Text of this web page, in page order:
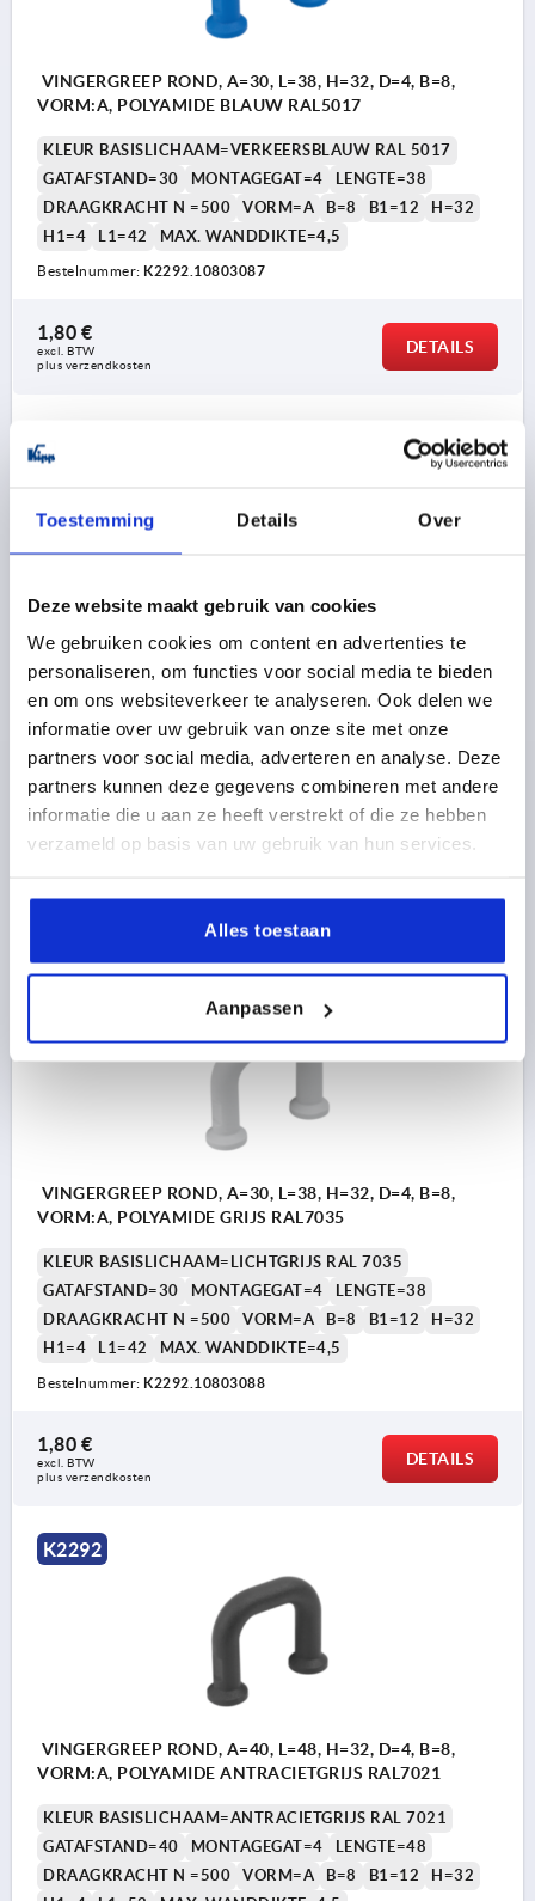
Toestemming Details Over
Deze website maakt gebruik van cookies
We gebruiken cookies om content en advertenties te
personaliseren, om functies voor social media te bieden
en om ons websiteverkeer te analyseren. Ook delen we
informatie over uw gebruik van onze site met onze
partners voor social media, adverteren en analyse. Deze
partners kunnen deze gegevens combineren met andere
informatie die u aan ze heeft verstrekt of die ze hebben
verzameld op basis van uw gebruik van hun services.
Alles toestaan
Aanpassen
VINGERGREEP ROND, A=30, L=38, H=32, D=4, B=8,
VORM:A, POLYAMIDE BLAUW RAL5017
KLEUR BASISLICHAAM=VERKEERSBLAUW RAL 5017
GATAFSTAND=30
MONTAGEGAT=4
LENGTE=38
DRAAGKRACHT N =500
VORM=A B=8 B1=12
H=32
H1=4
L1=42 MAX. WANDDIKTE=4,5
Bestelnummer: K2292.10803087
1,80 €
excl. BTW
plus verzendkosten
DETAILS
VINGERGREEP ROND, A=30, L=38, H=32, D=4, B=8,
VORM:A, POLYAMIDE ROOD RAL3020
KLEUR BASISLICHAAM=VERKEERSROOD RAL 3020
GATAFSTAND=30
MONTAGEGAT=4
LENGTE=38
DRAAGKRACHT N =500
VORM=A B=8 B1=12
H=32
H1=4
L1=42 MAX. WANDDIKTE=4,5
Bestelnummer: K2292.10803084
DETAILS
VINGERGREEP ROND, A=30, L=38, H=32, D=4, B=8,
VORM:A, POLYAMIDE GRIJS RAL7035
KLEUR BASISLICHAAM=LICHTGRIJS RAL 7035
GATAFSTAND=30
MONTAGEGAT=4
LENGTE=38
DRAAGKRACHT N =500
VORM=A B=8 B1=12
H=32
H1=4
L1=42 MAX. WANDDIKTE=4,5
Bestelnummer: K2292.10803088
1,80 €
excl. BTW
plus verzendkosten
DETAILS
K2292
VINGERGREEP ROND, A=40, L=48, H=32, D=4, B=8,
VORM:A, POLYAMIDE ANTRACIETGRIJS RAL7021
KLEUR BASISLICHAAM=ANTRACIETGRIJS RAL 7021
GATAFSTAND=40
MONTAGEGAT=4
LENGTE=48
DRAAGKRACHT N =500
VORM=A B=8 B1=12
H=32